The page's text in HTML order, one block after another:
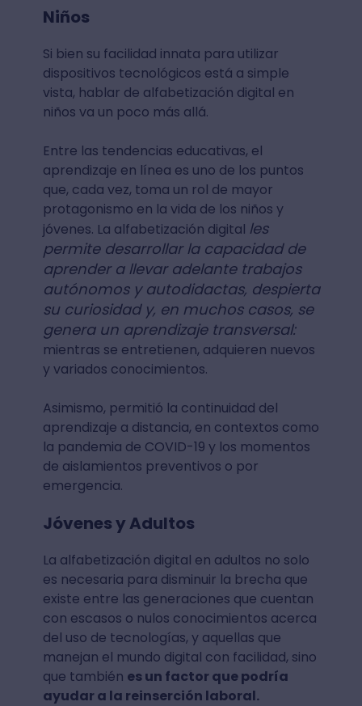
Niños
Si bien su facilidad innata para utilizar
dispositivos tecnológicos está a simple
vista, hablar de alfabetización digital en
niños va un poco más allá.
Entre las tendencias educativas, el
aprendizaje en línea es uno de los puntos
que, cada vez, toma un rol de mayor
protagonismo en la vida de los niños y
jóvenes. La alfabetización digital les
permite desarrollar la capacidad de
aprender a llevar adelante trabajos
autónomos y autodidactas, despierta
su curiosidad y, en muchos casos, se
genera un aprendizaje transversal:
mientras se entretienen, adquieren nuevos
y variados conocimientos.
Asimismo, permitió la continuidad del
aprendizaje a distancia, en contextos como
la pandemia de COVID-19 y los momentos
de aislamientos preventivos o por
emergencia.
Jóvenes y Adultos
La alfabetización digital en adultos no solo
es necesaria para disminuir la brecha que
existe entre las generaciones que cuentan
con escasos o nulos conocimientos acerca
del uso de tecnologías, y aquellas que
manejan el mundo digital con facilidad, sino
que también es un factor que podría
ayudar a la reinserción laboral.